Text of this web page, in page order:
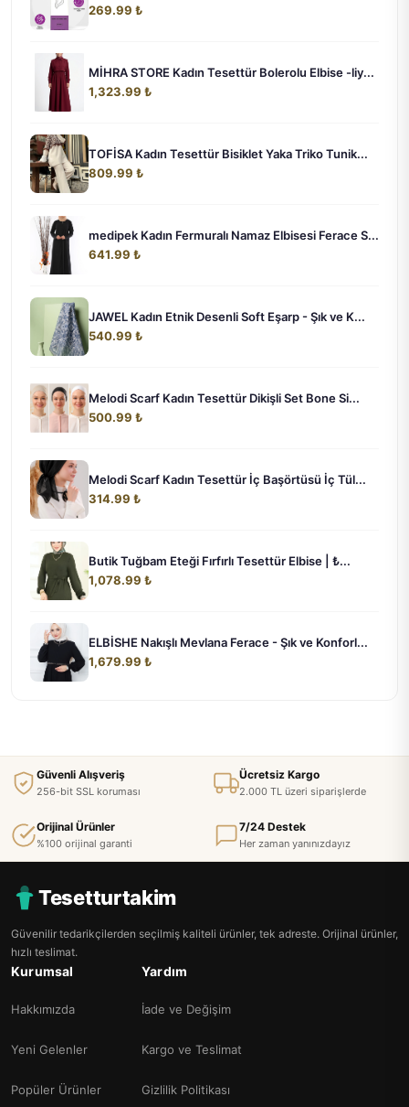
269.99 ₺
MİHRA STORE Kadın Tesettür Bolerolu Elbise -liy...
1,323.99 ₺
TOFİSA Kadın Tesettür Bisiklet Yaka Triko Tunik...
809.99 ₺
medipek Kadın Fermuralı Namaz Elbisesi Ferace S...
641.99 ₺
JAWEL Kadın Etnik Desenli Soft Eşarp - Şık ve K...
540.99 ₺
Melodi Scarf Kadın Tesettür Dikişli Set Bone Si...
500.99 ₺
Melodi Scarf Kadın Tesettür İç Başörtüsü İç Tül...
314.99 ₺
Butik Tuğbam Eteği Fırfırlı Tesettür Elbise | ₺...
1,078.99 ₺
ELBİSHE Nakışlı Mevlana Ferace - Şık ve Konforl...
1,679.99 ₺
Güvenli Alışveriş
256-bit SSL koruması
Ücretsiz Kargo
2.000 TL üzeri siparişlerde
Orijinal Ürünler
%100 orijinal garanti
7/24 Destek
Her zaman yanınızdayız
Tesetturtakim
Güvenilir tedarikçilerden seçilmiş kaliteli ürünler, tek adreste. Orijinal ürünler,
hızlı teslimat.
Kurumsal
Hakkımızda
Yeni Gelenler
Popüler Ürünler
Yardım
İade ve Değişim
Kargo ve Teslimat
Gizlilik Politikası